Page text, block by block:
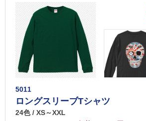
5011
ロングスリーブTシャツ
24色 / XS～XXL